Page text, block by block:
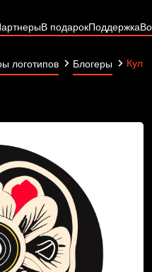
В подарокПоддержка
логотипов Блогеры